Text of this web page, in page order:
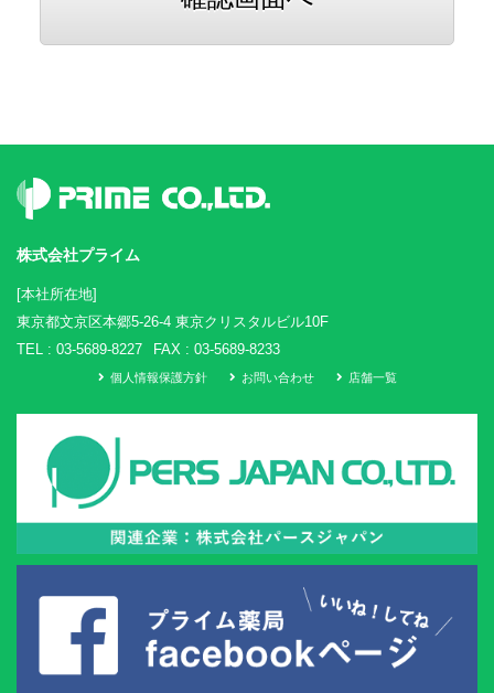
株式会社プライム
[本社所在地]
東京都文京区本郷5-26-4 東京クリスタルビル10F
TEL : 03-5689-8227 FAX : 03-5689-8233
個人情報保護方針 お問い合わせ 店舗一覧